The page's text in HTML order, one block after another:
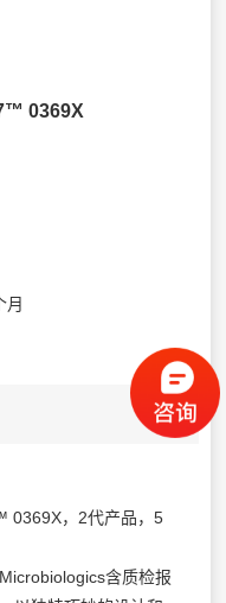
0369X
月
0369X，2代产品，5
含质检报